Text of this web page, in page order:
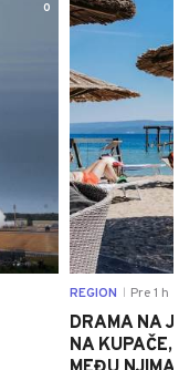
0
REGION Pre 1 h
DRAMA NA
NA